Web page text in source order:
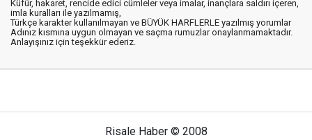
Küfür, hakaret, rencide edici cümleler veya imalar, inançlara saldırı içeren,
imla kuralları ile yazılmamış,
Türkçe karakter kullanılmayan ve BÜYÜK HARFLERLE yazılmış yorumlar
Adınız kısmına uygun olmayan ve saçma rumuzlar onaylanmamaktadır.
Anlayışınız için teşekkür ederiz.
Risale Haber © 2008